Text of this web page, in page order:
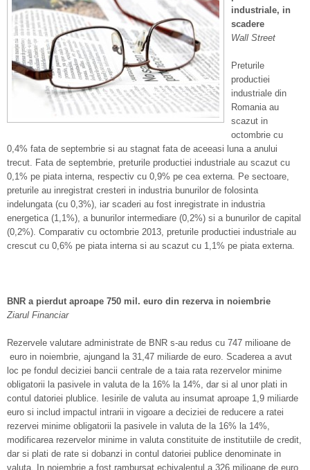
industriale, in
scadere
Wall Street
Preturile
productiei
industriale din
Romania au
scazut in
octombrie cu
0,4% fata de septembrie si au stagnat fata de aceeasi luna a anului
trecut. Fata de septembrie, preturile productiei industriale au scazut cu
0,1% pe piata interna, respectiv cu 0,9% pe cea externa. Pe sectoare,
preturile au inregistrat cresteri in industria bunurilor de folosinta
indelungata (cu 0,3%), iar scaderi au fost inregistrate in industria
energetica (1,1%), a bunurilor intermediare (0,2%) si a bunurilor de capital
(0,2%). Comparativ cu octombrie 2013, preturile productiei industriale au
crescut cu 0,6% pe piata interna si au scazut cu 1,1% pe piata externa.
BNR a pierdut aproape 750 mil. euro din rezerva in noiembrie
Ziarul Financiar
Rezervele valutare administrate de BNR s-au redus cu 747 milioane de
euro in noiembrie, ajungand la 31,47 miliarde de euro. Scaderea a avut
loc pe fondul deciziei bancii centrale de a taia rata rezervelor minime
obligatorii la pasivele in valuta de la 16% la 14%, dar si al unor plati in
contul datoriei plublice. Iesirile de valuta au insumat aproape 1,9 miliarde
euro si includ impactul intrarii in vigoare a deciziei de reducere a ratei
rezervei minime obligatorii la pasivele in valuta de la 16% la 14%,
modificarea rezervelor minime in valuta constituite de institutiile de credit,
dar si plati de rate si dobanzi in contul datoriei publice denominate in
valuta. In noiembrie a fost rambursat echivalentul a 326 milioane de euro